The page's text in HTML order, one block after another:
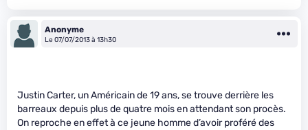
Anonyme
Le 07/07/2013 à 13h30
Justin Carter, un Américain de 19 ans, se trouve derrière les
barreaux depuis plus de quatre mois en attendant son procès.
On reproche en effet à ce jeune homme d’avoir proféré des